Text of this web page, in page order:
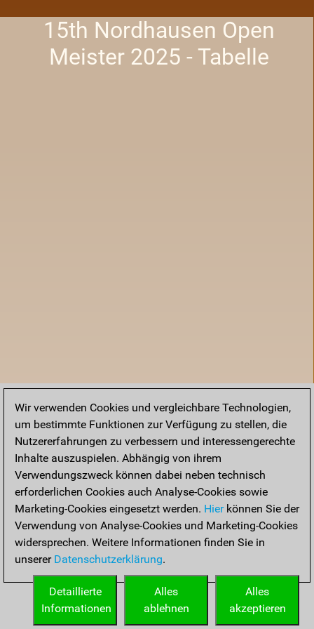
15th Nordhausen Open
Meister 2025 - Tabelle
Startseite
Wir verwenden Cookies und vergleichbare Technologien,
um bestimmte Funktionen zur Verfügung zu stellen, die
Nutzererfahrungen zu verbessern und interessengerechte
Inhalte auszuspielen. Abhängig von ihrem
Verwendungszweck können dabei neben technisch
erforderlichen Cookies auch Analyse-Cookies sowie
Marketing-Cookies eingesetzt werden. Hierkönnen Sie der
Verwendung von Analyse-Cookies und Marketing-Cookies
widersprechen. Weitere Informationen finden Sie in
unserer Datenschutzerklärung.
Alles
akzeptieren
Alles
ablehnen
Detaillierte
Informationen